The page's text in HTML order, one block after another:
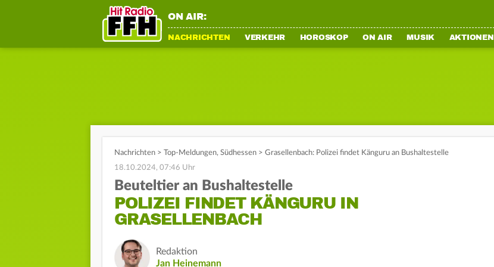
ON AIR:
NACHRICHTEN VERKEHR HOROSKOP ON AIR MUSIK AKTIONEN
Nachrichten > Top-Meldungen, Südhessen > Grasellenbach: Polizei findet Känguru an Bushaltestelle
18.10.2024, 07:46 Uhr
Beuteltier an Bushaltestelle
POLIZEI FINDET KÄNGURU IN
GRASELLENBACH
Redaktion
Jan Heinemann